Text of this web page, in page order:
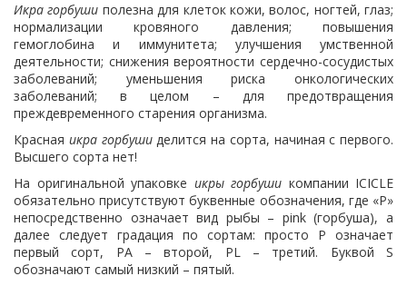
Икра горбуши полезна для клеток кожи, волос, ногтей, глаз;
нормализации кровяного давления; повышения
гемоглобина и иммунитета; улучшения умственной
деятельности; снижения вероятности сердечно-сосудистых
заболеваний; уменьшения риска онкологических
заболеваний; в целом – для предотвращения
преждевременного старения организма.
Красная икра горбушиделится на сорта, начиная с первого.
Высшего сорта нет!
На оригинальной упаковке икры горбуши компании ICICLE
обязательно присутствуют буквенные обозначения, где «Р»
непосредственно означает вид рыбы – pink (горбуша), а
далее следует градация по сортам: просто Р означает
первый сорт, РА – второй, РL – третий. Буквой S
обозначают самый низкий – пятый.